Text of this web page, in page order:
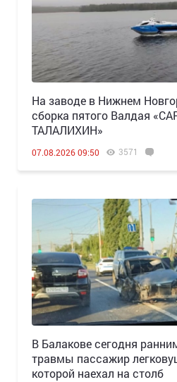
Н️а заводе в Нижнем
сборка пятого Валдая
ТАЛАЛИХИН»
07.08.2026 09:50 3571
В Балакове сегодня
травмы пассажир
которой наехал на столб